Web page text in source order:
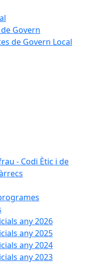
Govern
de Govern Local
- Codi Ètic i de
any 2026
any 2025
any 2024
any 2023